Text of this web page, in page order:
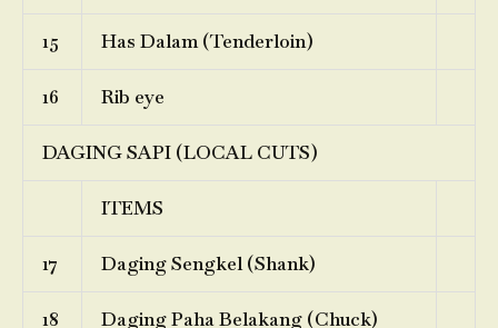
15 Has Dalam (Tenderloin)
16 Rib eye
DAGING SAPI (LOCAL CUTS)
ITEMS
17 Daging Sengkel (Shank)
18 Daging Paha Belakang (Chuck)